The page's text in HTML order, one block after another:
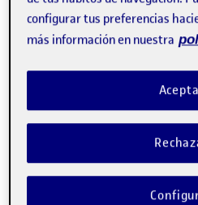
Publicado por
Sergio Daniel Bustamante
Visibilidad:
Pública -Fecha de publicación
1 May 2025-
configurar tus preferencias
más información en nuestra